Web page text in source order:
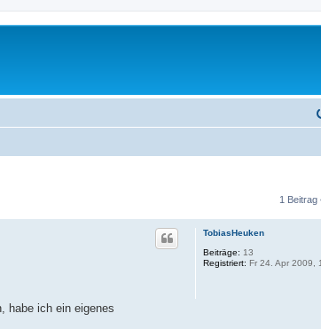
1 Beitrag
TobiasHeuken
Beiträge: 13
Registriert: Fr 24. Apr 2009,
habe ich ein eigenes